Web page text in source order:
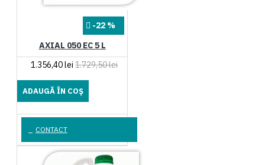
-22 %
AXIAL 050 EC 5 L
1.356,40 lei 1.729,50 lei
ADAUGĂ ÎN COŞ
CONTACT